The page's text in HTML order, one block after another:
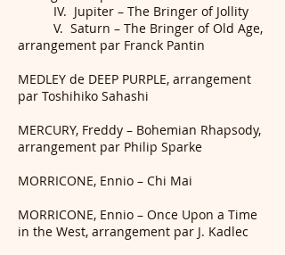
IV. Jupiter – The Bringer of Jollity
V. Saturn – The Bringer of Old Age,
arrangement par Franck Pantin
MEDLEY de DEEP PURPLE, arrangement
par Toshihiko Sahashi
MERCURY, Freddy – Bohemian Rhapsody,
arrangement par Philip Sparke
MORRICONE, Ennio – Chi Mai
MORRICONE, Ennio – Once Upon a Time
in the West, arrangement par J. Kadlec